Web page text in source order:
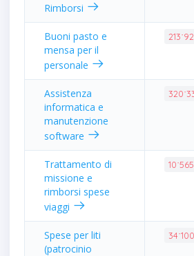
Rimborsi
Buoni pasto e
mensa per il
personale
Assistenza
informatica e
manutenzione
software
Trattamento di
missione e
rimborsi spese
viaggi
Spese per liti
(patrocinio